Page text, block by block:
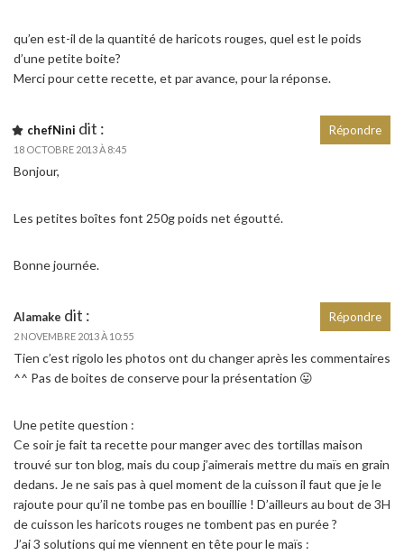
qu’en est-il de la quantité de haricots rouges, quel est le poids
d’une petite boite?
Merci pour cette recette, et par avance, pour la réponse.
chefNini dit :
18 OCTOBRE 2013 À 8:45
Bonjour,
Les petites boîtes font 250g poids net égoutté.
Bonne journée.
Répondre
Alamake dit :
2 NOVEMBRE 2013 À 10:55
Tien c’est rigolo les photos ont du changer après les commentaires
^^ Pas de boites de conserve pour la présentation 😛
Une petite question :
Ce soir je fait ta recette pour manger avec des tortillas maison
trouvé sur ton blog, mais du coup j’aimerais mettre du maïs en grain
dedans. Je ne sais pas à quel moment de la cuisson il faut que je le
rajoute pour qu’il ne tombe pas en bouillie ! D’ailleurs au bout de 3H
de cuisson les haricots rouges ne tombent pas en purée ?
J’ai 3 solutions qui me viennent en tête pour le maïs :
Répondre